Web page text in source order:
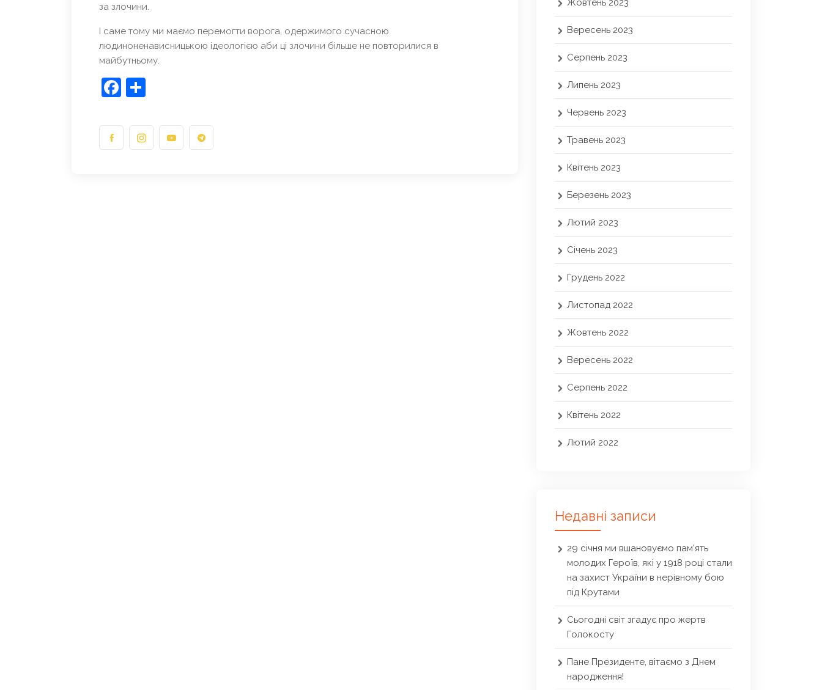
за злочини.
І саме тому ми маємо перемогти ворога, одержимого сучасною
людиноненависницькою ідеологією аби ці злочини більше не повторилися в
майбутньому.
Facebook
Жовтень 2023
Вересень 2023
Серпень 2023
Липень 2023
Червень 2023
Травень 2023
Квітень 2023
Березень 2023
Лютий 2023
Січень 2023
Грудень 2022
Листопад 2022
Жовтень 2022
Вересень 2022
Серпень 2022
Квітень 2022
Лютий 2022
Недавні записи
29 січня ми вшановуємо пам’ять
молодих Героїв, які у 1918 році стали
на захист України в нерівному бою
під Крутами
Сьогодні світ згадує про жертв
Голокосту
Пане Президенте, вітаємо з Днем
народження!